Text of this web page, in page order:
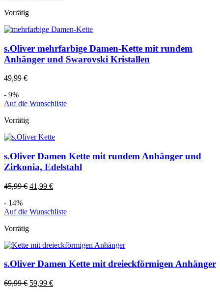
Vorrätig
s.Oliver mehrfarbige Damen-Kette mit rundem
Anhänger und Swarovski Kristallen
49,99 €
- 9%
Auf die Wunschliste
Vorrätig
s.Oliver Damen Kette mit rundem Anhänger und
Zirkonia, Edelstahl
45,99€ 41,99 €
- 14%
Auf die Wunschliste
Vorrätig
s.Oliver Damen Kette mit dreieckförmigen Anhänger
69,99€ 59,99 €